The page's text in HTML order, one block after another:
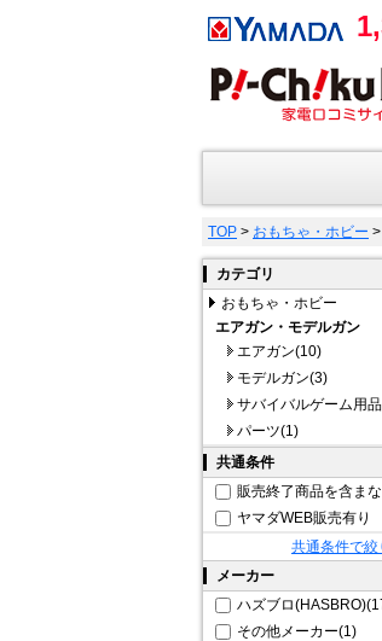
TOP > おもちゃ・ホビー >
カテゴリ
おもちゃ・ホビー
エアガン・モデルガン
エアガン(10)
モデルガン(3)
サバイバルゲーム用
パーツ(1)
共通条件
販売終了商品を含ま
ヤマダWEB販売有り
共通条件で
メーカー
ハズブロ
その他メーカー(1)